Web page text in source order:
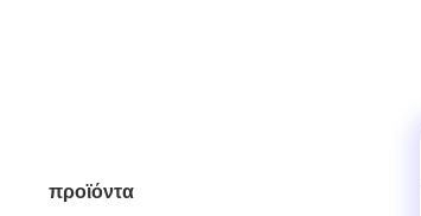
προϊόντα